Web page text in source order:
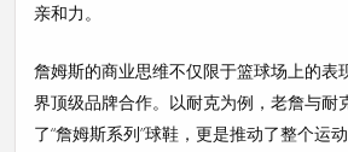
亲和力。
詹姆斯的商业思维不仅限于篮球场上的表
界顶级品牌合作。以耐克为例，老詹与耐
了“詹姆斯系列”球鞋，更是推动了整个运